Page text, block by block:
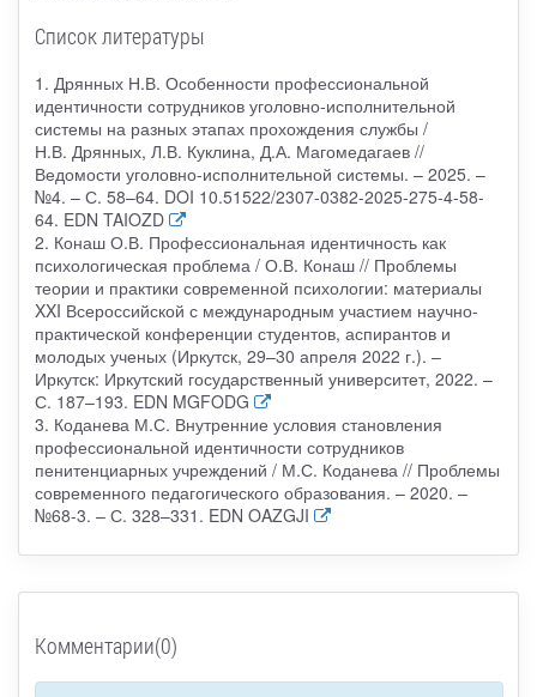
Список литературы
1. Дрянных Н.В. Особенности профессиональной
идентичности сотрудников уголовно-исполнительной
системы на разных этапах прохождения службы /
Н.В. Дрянных, Л.В. Куклина, Д.А. Магомедагаев //
Ведомости уголовно-исполнительной системы. – 2025. –
№4. – С. 58–64. DOI 10.51522/2307-0382-2025-275-4-58-
64. EDN TAIOZD
2. Конаш О.В. Профессиональная идентичность как
психологическая проблема / О.В. Конаш // Проблемы
теории и практики современной психологии: материалы
XXI Всероссийской с международным участием научно-
практической конференции студентов, аспирантов и
молодых ученых (Иркутск, 29–30 апреля 2022 г.). –
Иркутск: Иркутский государственный университет, 2022. –
С. 187–193. EDN MGFODG
3. Коданева М.С. Внутренние условия становления
профессиональной идентичности сотрудников
пенитенциарных учреждений / М.С. Коданева // Проблемы
современного педагогического образования. – 2020. –
№68-3. – С. 328–331. EDN OAZGJI
Комментарии(0)